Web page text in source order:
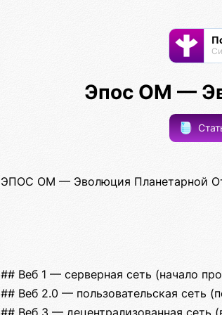
Эпос ОМ —
ЭПОС ОМ — Эволюция Планетарной
## Веб 1 — серверная сеть (начало
## Веб 2.0 — пользовательская сеть